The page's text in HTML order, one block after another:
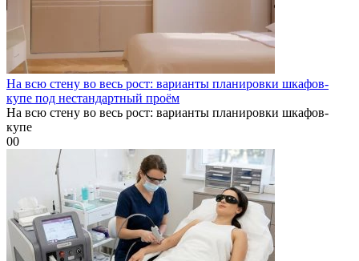
На всю стену во весь рост: варианты планировки шкафов-
купе под нестандартный проём
На всю стену во весь рост: варианты планировки шкафов-
купе
00